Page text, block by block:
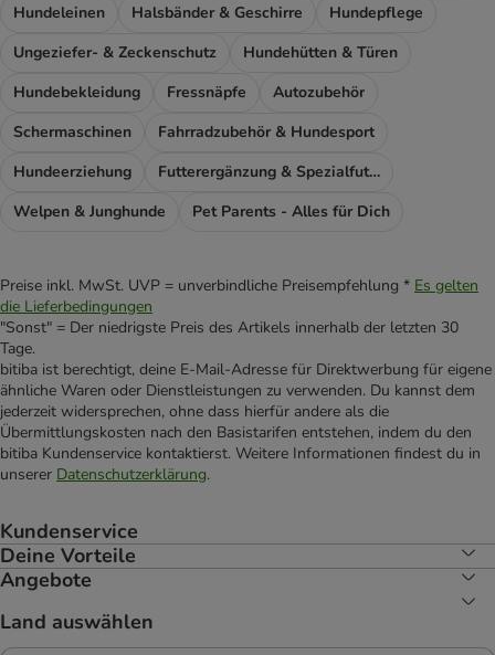
Hundeleinen
Halsbänder & Geschirre
Hundepflege
Ungeziefer- & Zeckenschutz
Hundehütten & Türen
Hundebekleidung
Fressnäpfe
Autozubehör
Schermaschinen
Fahrradzubehör & Hundesport
Hundeerziehung
Futterergänzung & Spezialfutter
Welpen & Junghunde
Pet Parents - Alles für Dich
Preise inkl. MwSt. UVP = unverbindliche Preisempfehlung * Es gelten
die Lieferbedingungen
"Sonst" = Der niedrigste Preis des Artikels innerhalb der letzten 30
Tage.
bitiba ist berechtigt, deine E-Mail-Adresse für Direktwerbung für eigene
ähnliche Waren oder Dienstleistungen zu verwenden. Du kannst dem
jederzeit widersprechen, ohne dass hierfür andere als die
Übermittlungskosten nach den Basistarifen entstehen, indem du den
bitiba Kundenservice kontaktierst. Weitere Informationen findest du in
unserer Datenschutzerklärung.
Kundenservice
Deine Vorteile
Angebote
Land auswählen